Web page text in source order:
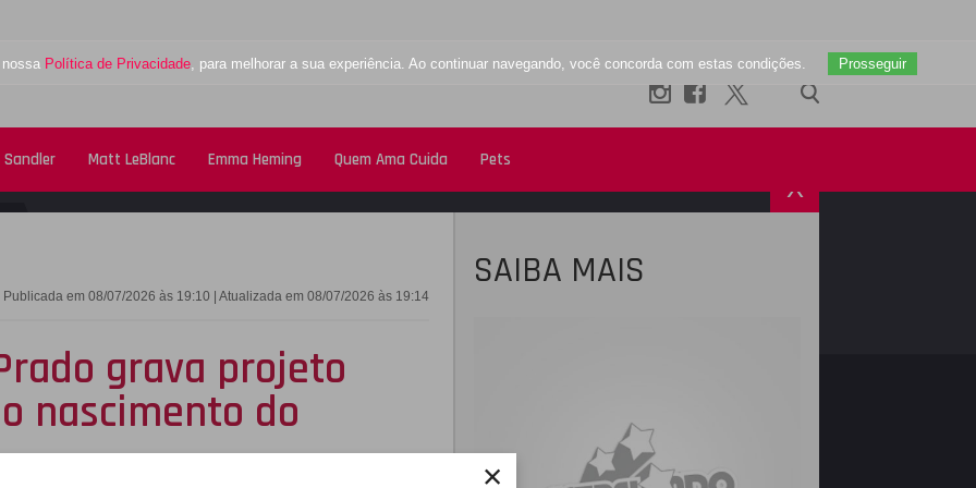
×
Política de Privacidade, para melhorar a sua experiência. Ao continuar navegando, você concorda com estas condições. Prosseguir
Sandler Matt LeBlanc Emma Heming Quem Ama Cuida Pets
X
Publicada em 08/07/2026 às 19:10 | Atualizada em 08/07/2026 às 19:14
grava projeto
nascimento do
SAIBA MAIS
TWITTER INSTAGRAM